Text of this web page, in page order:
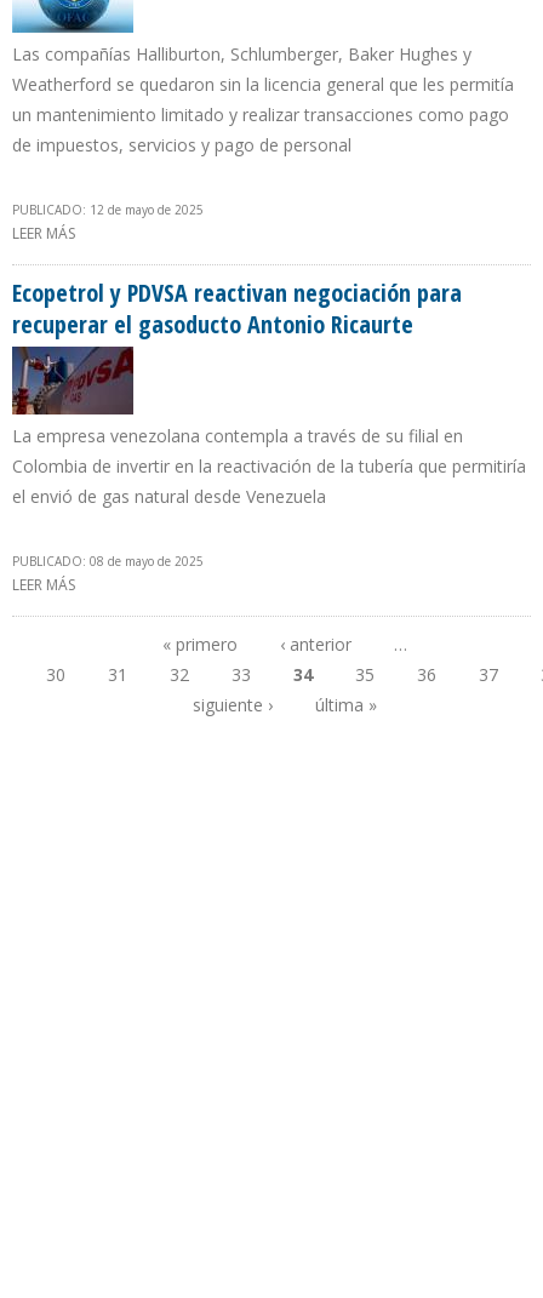
Las compañías Halliburton, Schlumberger, Baker Hughes y
Weatherford se quedaron sin la licencia general que les permitía
un mantenimiento limitado y realizar transacciones como pago
de impuestos, servicios y pago de personal
PUBLICADO: 12 de mayo de 2025
LEER MÁS
Ecopetrol y PDVSA reactivan negociación para
recuperar el gasoducto Antonio Ricaurte
La empresa venezolana contempla a través de su filial en
Colombia de invertir en la reactivación de la tubería que permitiría
el envió de gas natural desde Venezuela
PUBLICADO: 08 de mayo de 2025
LEER MÁS
Páginas
« primero ‹ anterior
…
30
31 32 33 34 35 36 37
siguiente ›
última »